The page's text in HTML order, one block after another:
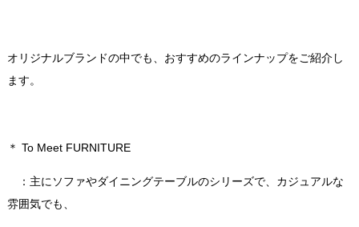
オリジナルブランドの中でも、おすすめのラインナップをご紹介し
ます。
＊ To Meet FURNITURE
：主にソファやダイニングテーブルのシリーズで、カジュアルな
雰囲気でも、